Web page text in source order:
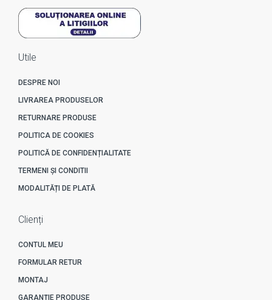
Utile
DESPRE NOI
LIVRAREA PRODUSELOR
RETURNARE PRODUSE
POLITICA DE COOKIES
POLITICĂ DE CONFIDENȚIALITATE
TERMENI ȘI CONDITII
MODALITĂȚI DE PLATĂ
Clienți
CONTUL MEU
FORMULAR RETUR
MONTAJ
GARANȚIE PRODUSE